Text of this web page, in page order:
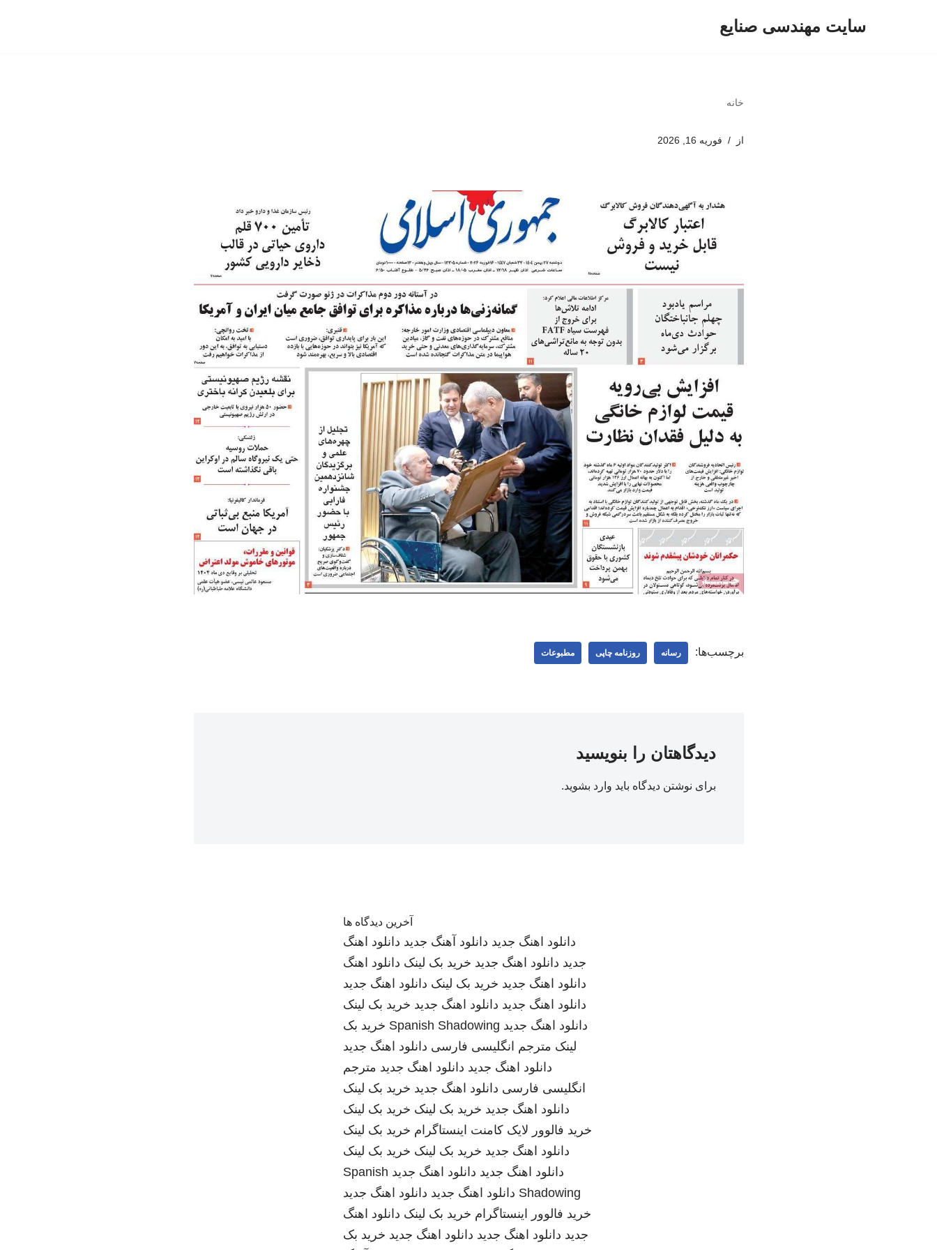
سایت مهندسی صنایع
خانه
از فوریه 16, 2026
برچسب‌ها: رسانه روزنامه چاپی مطبوعات
دیدگاهتان را بنویسید
برای نوشتن دیدگاه باید وارد بشوید.
آخرین دیدگاه ها
دانلود اهنگ جدید دانلود آهنگ جدید دانلود اهنگ
جدید دانلود اهنگ جدید خرید بک لینک دانلود اهنگ
دانلود اهنگ جدید خرید بک لینک دانلود اهنگ جدید
دانلود اهنگ جدید دانلود اهنگ جدید خرید بک لینک
دانلود اهنگ جدید Spanish Shadowing خرید بک
لینک مترجم انگلیسی فارسی دانلود اهنگ جدید
دانلود اهنگ جدید دانلود اهنگ جدید مترجم
انگلیسی فارسی دانلود اهنگ جدید خرید بک لینک
دانلود اهنگ جدید خرید بک لینک خرید بک لینک
خرید فالوور لایک کامنت اینستاگرام خرید بک لینک
دانلود اهنگ جدید خرید بک لینک خرید بک لینک
دانلود اهنگ جدید دانلود اهنگ جدید Spanish
Shadowing دانلود اهنگ جدید دانلود اهنگ جدید
خرید فالوور اینستاگرام خرید بک لینک دانلود اهنگ
جدید دانلود اهنگ جدید دانلود اهنگ جدید خرید بک